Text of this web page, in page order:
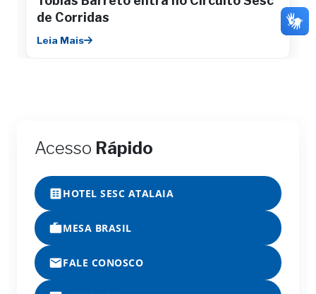
de Corridas
Leia Mais
Acesso Rápido
HOTEL SESC ATALAIA
MESA BRASIL
FALE CONOSCO